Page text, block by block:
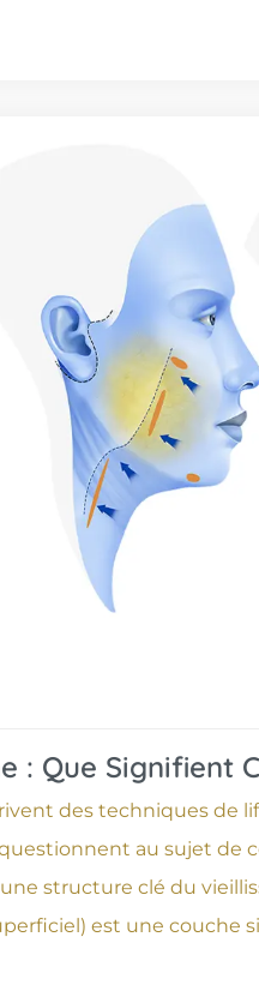
: Que Signifient
des techniques de
au sujet de
structure clé du
est une couche